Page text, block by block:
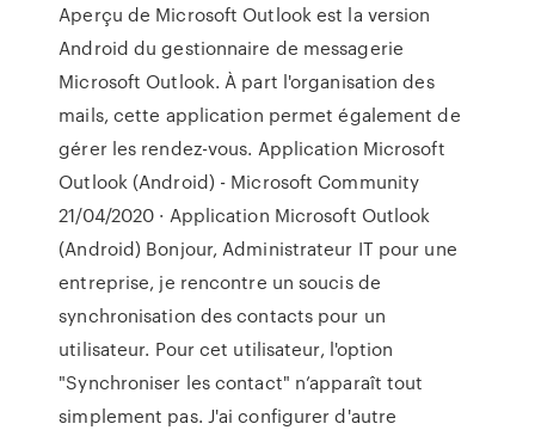
Aperçu de Microsoft Outlook est la version
Android du gestionnaire de messagerie
Microsoft Outlook. À part l'organisation des
mails, cette application permet également de
gérer les rendez-vous. Application Microsoft
Outlook (Android) - Microsoft Community
21/04/2020 · Application Microsoft Outlook
(Android) Bonjour, Administrateur IT pour une
entreprise, je rencontre un soucis de
synchronisation des contacts pour un
utilisateur. Pour cet utilisateur, l'option
"Synchroniser les contact" n’apparaît tout
simplement pas. J'ai configurer d'autre